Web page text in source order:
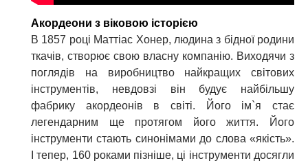
Акордеони з віковою історією
В 1857 році Маттіас Хонер, людина з бідної родини
ткачів, створює свою власну компанію. Виходячи з
поглядів на виробництво найкращих світових
інструментів, невдовзі він будує найбільшу
фабрику акордеонів в світі. Його ім`я стає
легендарним ще протягом його життя. Його
інструменти стають синонімами до слова «якість».
І тепер, 160 роками пізніше, ці інструменти досягли